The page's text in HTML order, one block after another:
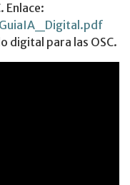
Enlace:
digital para las OSC.